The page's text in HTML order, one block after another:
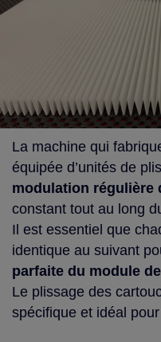
La machine qui
équipée d’unités de
modulation régulière
constant tout au long
Il est essentiel que
identique au suivant
parfaite du module
Le plissage des
spécifique et idéal